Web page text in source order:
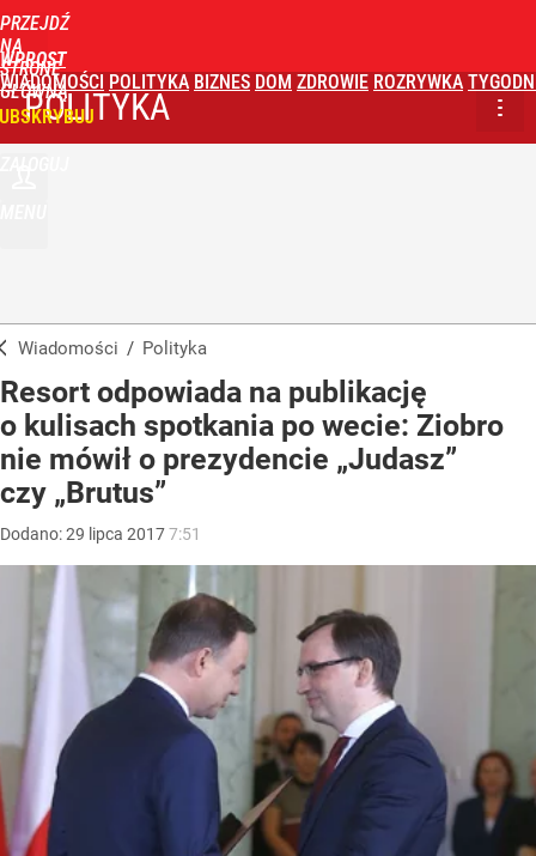
PRZEJDŹ
NA
STRONĘ
GŁÓWNĄ
WPROST
WIADOMOŚCI POLITYKA BIZNES DOM ZDROWIE ROZRYWKA
POLITYKA
Wiadomości / Polityka
Resort odpowiada na publikację
o kulisach spotkania po wecie: Ziobro
nie mówił o prezydencie „Judasz”
czy „Brutus”
Dodano:29 lipca 20177:51